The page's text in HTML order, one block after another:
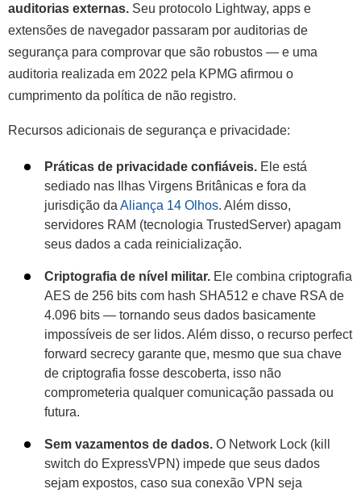
auditorias externas. Seu protocolo Lightway, apps e
extensões de navegador passaram por auditorias de
segurança para comprovar que são robustos — e uma
auditoria realizada em 2022 pela KPMG afirmou o
cumprimento da política de não registro.
Recursos adicionais de segurança e privacidade:
Práticas de privacidade confiáveis. Ele está
sediado nas Ilhas Virgens Britânicas e fora da
jurisdição daAliança 14 Olhos. Além disso,
servidores RAM (tecnologia TrustedServer) apagam
seus dados a cada reinicialização.
Criptografia de nível militar. Ele combina criptografia
AES de 256 bits com hash SHA512 e chave RSA de
4.096 bits — tornando seus dados basicamente
impossíveis de ser lidos. Além disso, o recurso perfect
forward secrecy garante que, mesmo que sua chave
de criptografia fosse descoberta, isso não
comprometeria qualquer comunicação passada ou
futura.
Sem vazamentos de dados. O Network Lock (kill
switch do ExpressVPN) impede que seus dados
sejam expostos, caso sua conexão VPN seja